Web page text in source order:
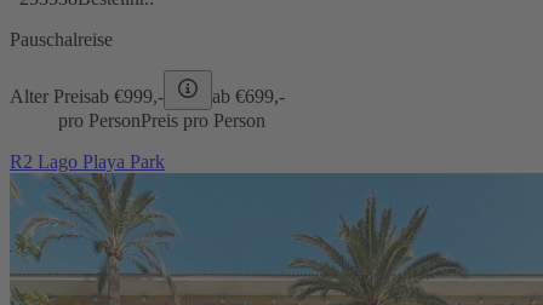
Pauschalreise
Alter Preisab €999,- ab €699,-
pro PersonPreis pro Person
R2 Lago Playa Park